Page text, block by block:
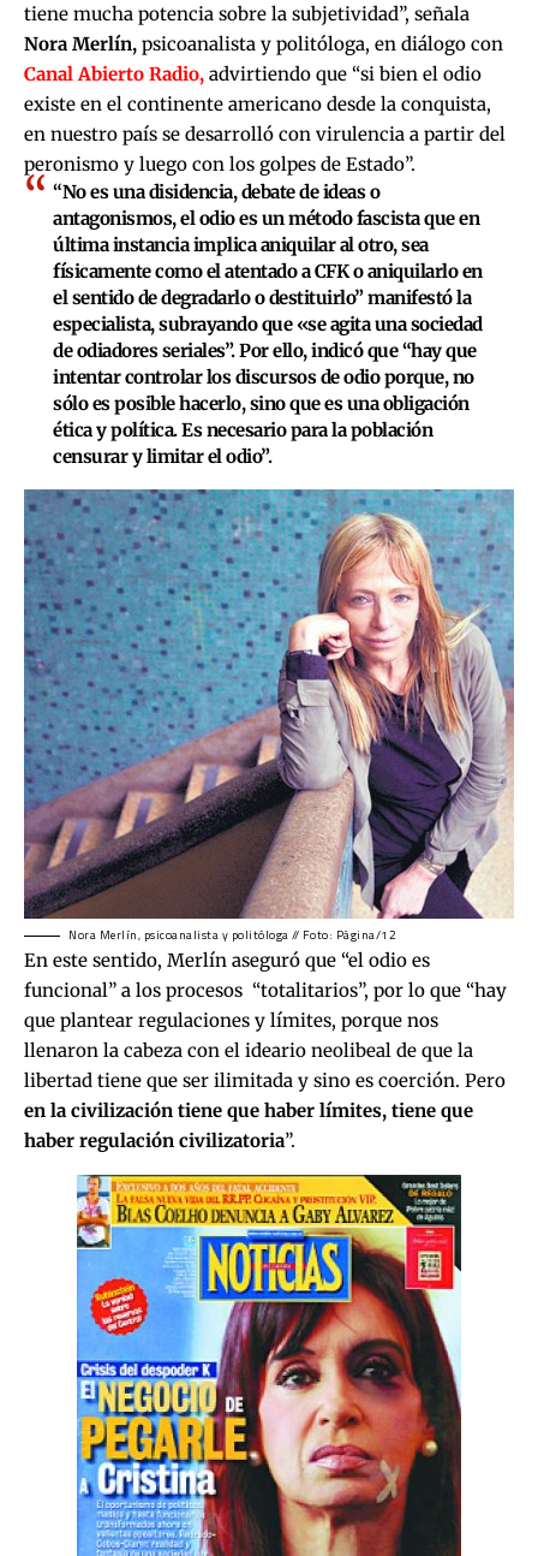
tiene mucha potencia sobre la subjetividad”, señala
Nora Merlín, psicoanalista y politóloga, en diálogo con
Canal Abierto Radio, advirtiendo que “si bien el odio
existe en el continente americano desde la conquista,
en nuestro país se desarrolló con virulencia a partir del
peronismo y luego con los golpes de Estado”.
“No es una disidencia, debate de ideas o
antagonismos, el odio es un método fascista que en
última instancia implica aniquilar al otro, sea
físicamente como el atentado a CFK o aniquilarlo en
el sentido de degradarlo o destituirlo” manifestó la
especialista, subrayando que «se agita una sociedad
de odiadores seriales”. Por ello, indicó que “hay que
intentar controlar los discursos de odio porque, no
sólo es posible hacerlo, sino que es una obligación
ética y política. Es necesario para la población
censurar y limitar el odio”.
Nora Merlín, psicoanalista y politóloga // Foto: Página/12
En este sentido, Merlín aseguró que “el odio es
funcional” a los procesos “totalitarios”, por lo que “hay
que plantear regulaciones y límites, porque nos
llenaron la cabeza con el ideario neolibeal de que la
libertad tiene que ser ilimitada y sino es coerción. Pero
en la civilización tiene que haber límites, tiene que
haber regulación civilizatoria”.